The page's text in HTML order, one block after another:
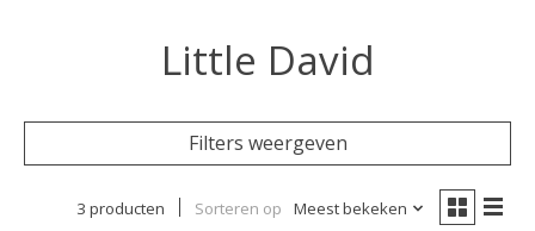
Little David
Filters weergeven
3 producten Sorteren op Meest bekeken